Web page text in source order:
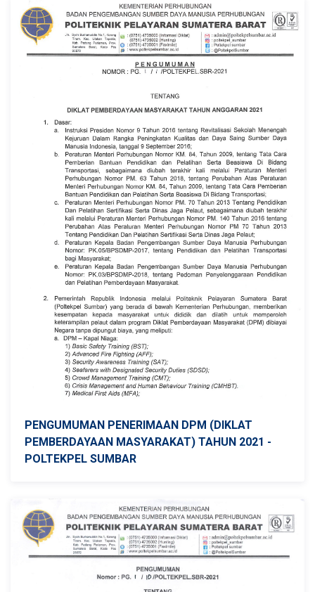
PENGUMUMAN PENERIMAAN DPM (DIKLAT
PEMBERDAYAAN MASYARAKAT) TAHUN 2021 -
POLTEKPEL SUMBAR